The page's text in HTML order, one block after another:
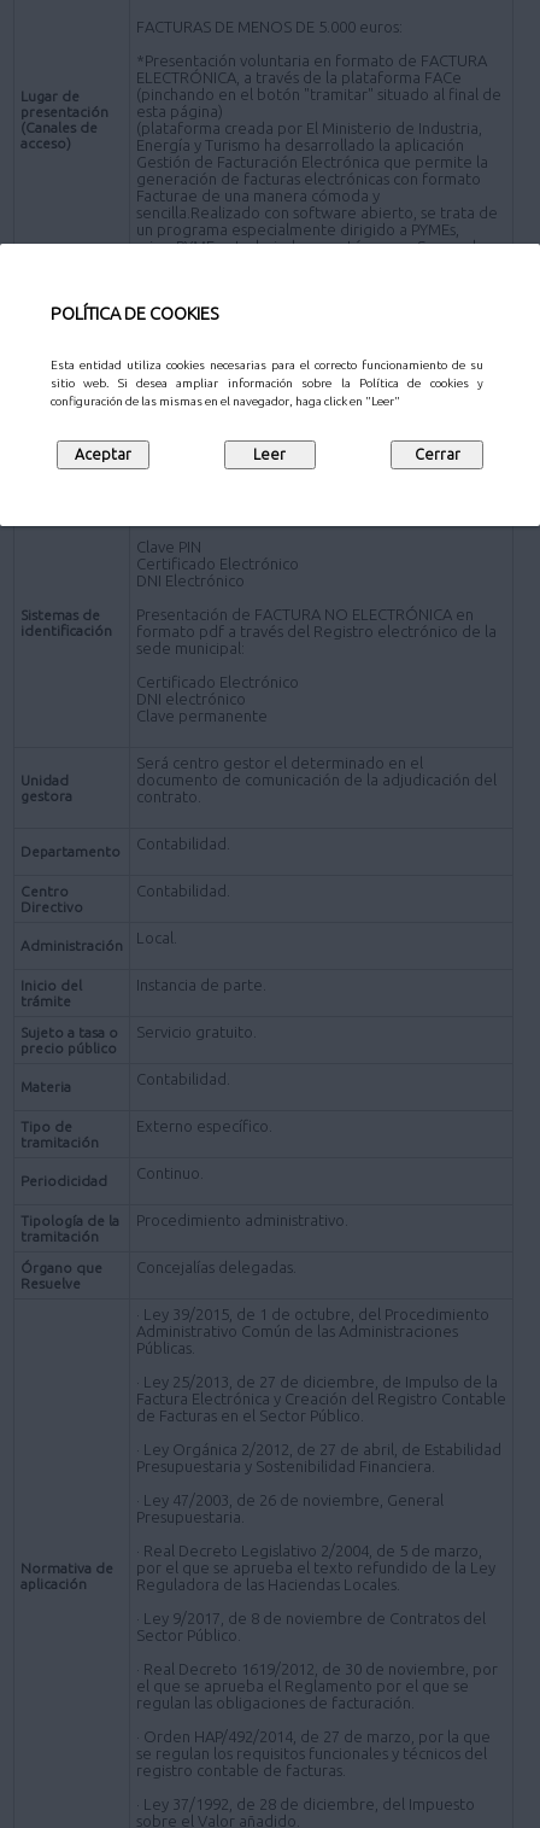
POLÍTICA DE COOKIES
Esta entidad utiliza cookies necesarias para el correcto funcionamiento de su
sitio web. Si desea ampliar información sobre la Política de cookies y
configuración de las mismas en el navegador, haga click en "Leer"
Lugar de
presentación
(Canales de
acceso)
FACTURAS DE MENOS DE 5.000 euros:
*Presentación voluntaria en formato de FACTURA
ELECTRÓNICA, a través de la plataforma FACe
(pinchando en el botón "tramitar" situado al final de
esta página)
(plataforma creada por El Ministerio de Industria,
Energía y Turismo ha desarrollado la aplicación
Gestión de Facturación Electrónica que permite la
generación de facturas electrónicas con formato
Facturae de una manera cómoda y
sencilla.Realizado con software abierto, se trata de
un programa especialmente dirigido a PYMEs,
microPYMEs y trabajadores autónomos. Se puede
siguientes canales distintos de la plataforma FACe:
Oficinas de Atención al Ciudadano.
Online - Sujetos obligados a relacionarse
Ayuntamiento de Pozuelo de Alarcón (a través de la
Solicitud de carácter General
Sistemas de
identificación
Clave PIN
Certificado Electrónico
DNI Electrónico
Presentación de FACTURA NO ELECTRÓNICA en
formato pdf a través del Registro electrónico de la
sede municipal:
Certificado Electrónico
DNI electrónico
Clave permanente
Unidad
gestora
Será centro gestor el determinado en el
documento de comunicación de la adjudicación del
contrato.
Departamento Contabilidad.
Centro
Directivo
Contabilidad.
Administración Local.
Inicio del
trámite
Instancia de parte.
Sujeto a tasa o
precio público
Servicio gratuito.
Materia Contabilidad.
Tipo de
tramitación
Externo específico.
Periodicidad Continuo.
Tipología de la
tramitación
Procedimiento administrativo.
Órgano que
Resuelve
Concejalías delegadas.
Normativa de
aplicación
· Ley 39/2015, de 1 de octubre, del Procedimiento
Administrativo Común de las Administraciones
Públicas.
· Ley 25/2013, de 27 de diciembre, de Impulso de la
Factura Electrónica y Creación del Registro Contable
de Facturas en el Sector Público.
· Ley Orgánica 2/2012, de 27 de abril, de Estabilidad
Presupuestaria y Sostenibilidad Financiera.
· Ley 47/2003, de 26 de noviembre, General
Presupuestaria.
· Real Decreto Legislativo 2/2004, de 5 de marzo,
por el que se aprueba el texto refundido de la Ley
Reguladora de las Haciendas Locales.
· Ley 9/2017, de 8 de noviembre de Contratos del
Sector Público.
· Real Decreto 1619/2012, de 30 de noviembre, por
el que se aprueba el Reglamento por el que se
regulan las obligaciones de facturación.
· Orden HAP/492/2014, de 27 de marzo, por la que
se regulan los requisitos funcionales y técnicos del
registro contable de facturas.
· Ley 37/1992, de 28 de diciembre, del Impuesto
sobre el Valor añadido.